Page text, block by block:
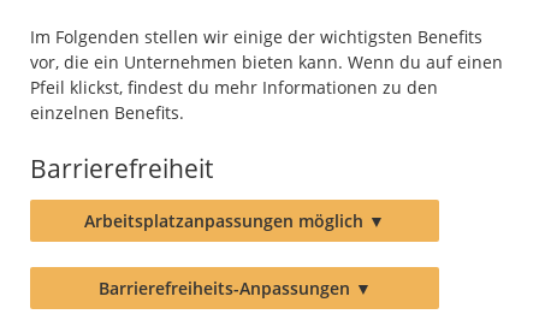
Im Folgenden stellen wir einige der wichtigsten Benefits
vor, die ein Unternehmen bieten kann. Wenn du auf einen
Pfeil klickst, findest du mehr Informationen zu den
einzelnen Benefits.
Barrierefreiheit
Arbeitsplatzanpassungen möglich ▼
Barrierefreiheits-Anpassungen ▼